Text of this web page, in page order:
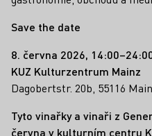
Save the date
8. června 2026,
KUZ Kulturzentrum Mainz
Dagobertstr. 20b, 55116
Tyto vinařky a vinaři z
června v kulturním centru